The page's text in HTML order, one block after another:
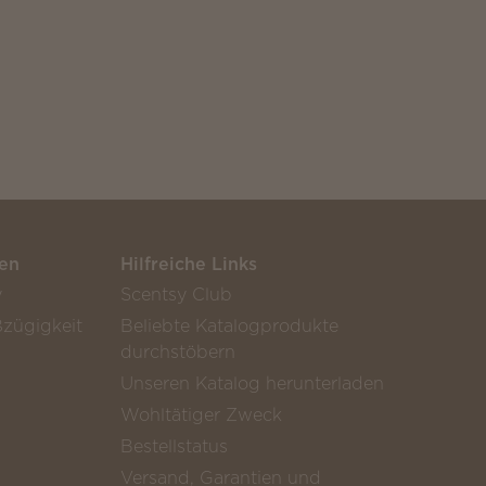
Hilfreiche Links
Scentsy Club
Beliebte Katalogprodukte
durchstöbern
Unseren Katalog herunterladen
Wohltätiger Zweck
Bestellstatus
Versand, Garantien und